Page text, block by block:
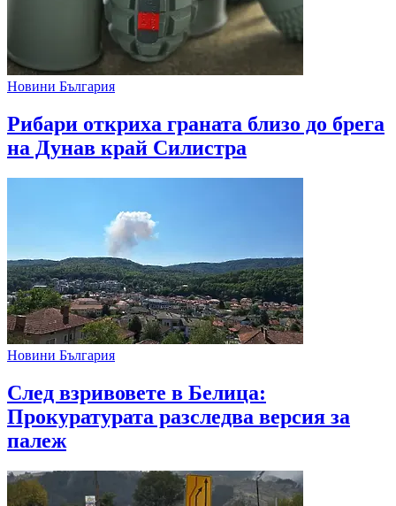
Новини България
Рибари откриха граната близо до брега
на Дунав край Силистра
Новини България
След взривовете в Белица:
Прокуратурата разследва версия за
палеж